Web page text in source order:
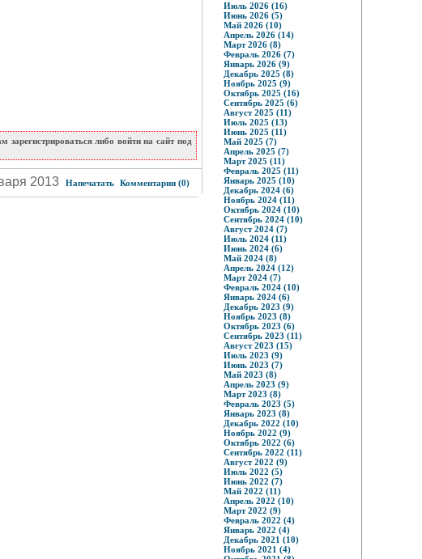
либо войти на сайт под
2013 Напечатать Комментарии (0)
Июль 2026 (16)
Июнь 2026 (5)
Май 2026 (10)
Апрель 2026 (14)
Март 2026 (8)
Февраль 2026 (7)
Январь 2026 (9)
Декабрь 2025 (8)
Ноябрь 2025 (9)
Октябрь 2025 (16)
Сентябрь 2025 (6)
Август 2025 (11)
Июль 2025 (13)
Июнь 2025 (11)
Май 2025 (7)
Апрель 2025 (7)
Март 2025 (11)
Февраль 2025 (11)
Январь 2025 (10)
Декабрь 2024 (6)
Ноябрь 2024 (11)
Октябрь 2024 (10)
Сентябрь 2024 (10)
Август 2024 (7)
Июль 2024 (11)
Июнь 2024 (6)
Май 2024 (8)
Апрель 2024 (12)
Март 2024 (7)
Февраль 2024 (10)
Январь 2024 (6)
Декабрь 2023 (9)
Ноябрь 2023 (8)
Октябрь 2023 (6)
Сентябрь 2023 (11)
Август 2023 (15)
Июль 2023 (9)
Июнь 2023 (7)
Май 2023 (8)
Апрель 2023 (9)
Март 2023 (8)
Февраль 2023 (5)
Январь 2023 (8)
Декабрь 2022 (10)
Ноябрь 2022 (9)
Октябрь 2022 (6)
Сентябрь 2022 (11)
Август 2022 (9)
Июль 2022 (5)
Июнь 2022 (7)
Май 2022 (11)
Апрель 2022 (10)
Март 2022 (9)
Февраль 2022 (4)
Январь 2022 (4)
Декабрь 2021 (10)
Ноябрь 2021 (4)